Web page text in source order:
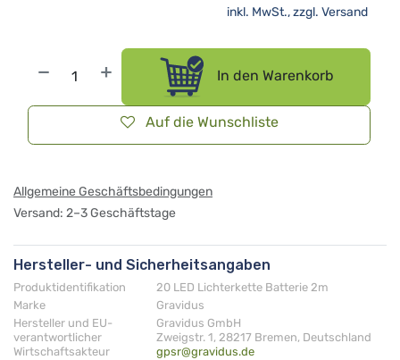
In den Warenkorb
Auf die Wunschliste
inkl. MwSt., zzgl. Versand
Allgemeine Geschäftsbedingungen
Versand: 2–3 Geschäftstage
Hersteller- und Sicherheitsangaben
Produktidentifikation
20 LED Lichterkette Batterie 2m
Marke
Gravidus
Hersteller und EU-
verantwortlicher
Wirtschaftsakteur
Gravidus GmbH
Zweigstr. 1, 28217 Bremen, Deutschland
gpsr@gravidus.de